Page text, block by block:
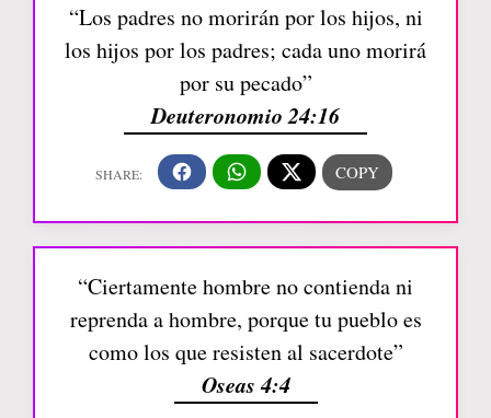
“Los padres no morirán por los hijos, ni
los hijos por los padres; cada uno morirá
por su pecado”
Deuteronomio 24:16
“Ciertamente hombre no contienda ni
reprenda a hombre, porque tu pueblo es
como los que resisten al sacerdote”
Oseas 4:4